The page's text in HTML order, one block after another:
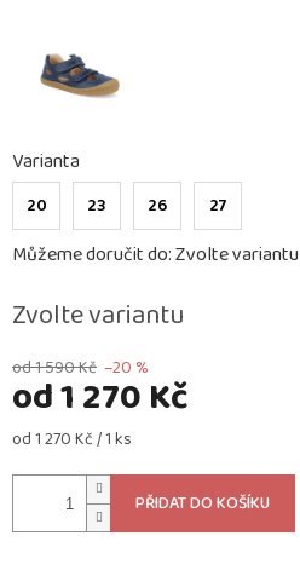
od 1 590 Kč –20 %
od1 270 Kč
Měrná
od 1 270 Kč / 1 ks
Zvolte variantu
Varianta
20 23 26 27
Můžeme doručit do:Zvolte variantu
PŘIDAT DO KOŠÍKU